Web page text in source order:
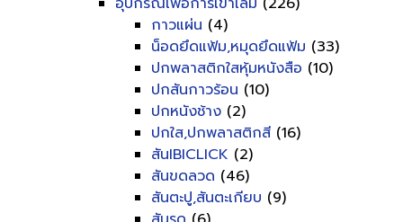
กาวแผ่น (4)
น็อดยึดแฟ้ม,หมุดยึดแฟ้ม (33)
ปกพลาสติกใสหุ้มหนังสือ (10)
ปกสันกาวร้อน (10)
ปกหนังช้าง (2)
ปกใส,ปกพลาสติกสี (16)
สันIBICLICK (2)
สันขดลวด (46)
สันตะปู,สันตะเกียบ (9)